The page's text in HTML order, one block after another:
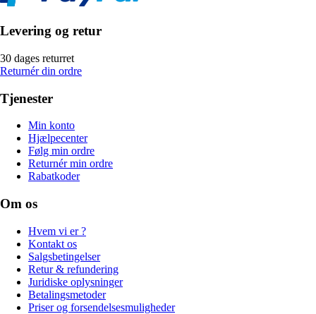
Levering og retur
30 dages returret
Returnér din ordre
Tjenester
Min konto
Hjælpecenter
Følg min ordre
Returnér min ordre
Rabatkoder
Om os
Hvem vi er ?
Kontakt os
Salgsbetingelser
Retur & refundering
Juridiske oplysninger
Betalingsmetoder
Priser og forsendelsesmuligheder